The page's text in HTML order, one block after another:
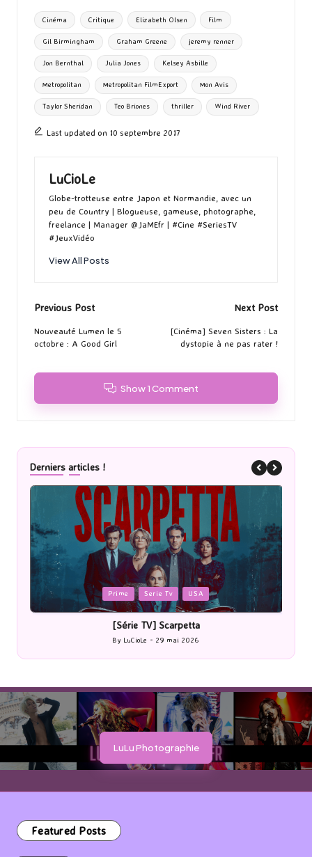
o
o
k
d
o
n
l ky bl
r
ta
g
er
Tags:
Cinéma Critique Elizabeth Olsen Film
Gil Birmingham Graham Greene jeremy renner
Jon Bernthal Julia Jones Kelsey Asbille
Metropolitan Metropolitan FilmExport Mon Avis
Taylor Sheridan Teo Briones thriller Wind River
Last updated on 10 septembre 2017
LuCioLe
Globe-trotteuse entre Japon et Normandie, avec un
peu de Country | Blogueuse, gameuse, photographe,
freelance | Manager @JaMEfr | #Cine #SeriesTV
#JeuxVidéo
View All Posts
Post
navigation
Previous Post
Nouveauté Lumen le 5
octobre : A Good Girl
Next Post
[Cinéma] Seven Sisters : La
dystopie à ne pas rater !
Show 1 Comment
Derniers articles !
Posted
in
Cinéma
[Cinéma] Les Rayons et des ombres
Posted
by
ByLuCioLe
LuLu Photographie
Featured Posts